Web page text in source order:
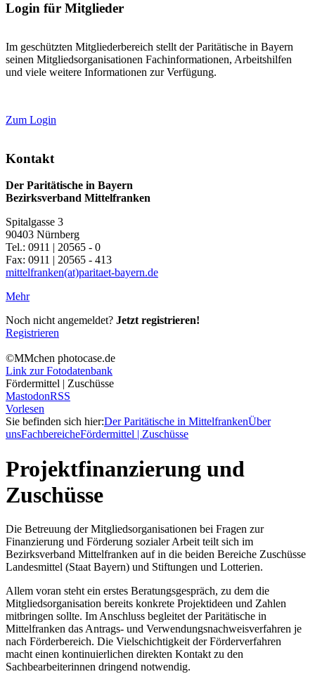
Login für Mitglieder
Im geschützten Mitgliederbereich stellt der Paritätische in Bayern
seinen Mitgliedsorganisationen Fachinformationen, Arbeitshilfen
und viele weitere Informationen zur Verfügung.
Zum Login
Kontakt
Der Paritätische in Bayern
Bezirksverband Mittelfranken
Spitalgasse 3
90403 Nürnberg
Tel.: 0911 | 20565 - 0
Fax: 0911 | 20565 - 413
mittelfranken(at)paritaet-bayern.de
Mehr
Noch nicht angemeldet? Jetzt registrieren!
Registrieren
©MMchen photocase.de
Link zur Fotodatenbank
Fördermittel | Zuschüsse
MastodonRSS
Vorlesen
Sie befinden sich hier:Der Paritätische in MittelfrankenÜber
unsFachbereicheFördermittel | Zuschüsse
Projektfinanzierung und
Zuschüsse
Die Betreuung der Mitgliedsorganisationen bei Fragen zur
Finanzierung und Förderung sozialer Arbeit teilt sich im
Bezirksverband Mittelfranken auf in die beiden Bereiche Zuschüsse
Landesmittel (Staat Bayern) und Stiftungen und Lotterien.
Allem voran steht ein erstes Beratungsgespräch, zu dem die
Mitgliedsorganisation bereits konkrete Projektideen und Zahlen
mitbringen sollte. Im Anschluss begleitet der Paritätische in
Mittelfranken das Antrags- und Verwendungsnachweisverfahren je
nach Förderbereich. Die Vielschichtigkeit der Förderverfahren
macht einen kontinuierlichen direkten Kontakt zu den
Sachbearbeiterinnen dringend notwendig.